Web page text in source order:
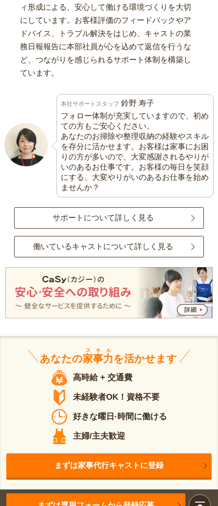
ィ形成による、安心して働ける環境づくりを大切
にしています。お客様評価のフィードバックやア
ドバイス、トラブル解決をはじめ、キャストの業
務日報報告に本部社員が心を込めて返信を行うな
ど、つながりを感じられるサポート体制を構築し
ています。
本社サポートスタッフ 鈴野 寿子
フォロー体制が充実していますので、初め
ての方もご安心ください。
あなたのお掃除や整理収納の経験やスキル
を存分に活かせます。お客様は家事にお困
りの方が多いので、大変感謝されるやりが
いのあるお仕事です。お客様の毎日を笑顔
にする、大変やりがいのあるお仕事を始め
ませんか？
サポートについて詳しく見る
働いているキャストについて詳しく見る
あなたの家事力
スキル
を活かせます
高時給 + 交通費
未経験者OK！資格不要
好きな曜日·時間に働ける
主婦/主夫歓迎
まずは家事代行キャストに登録